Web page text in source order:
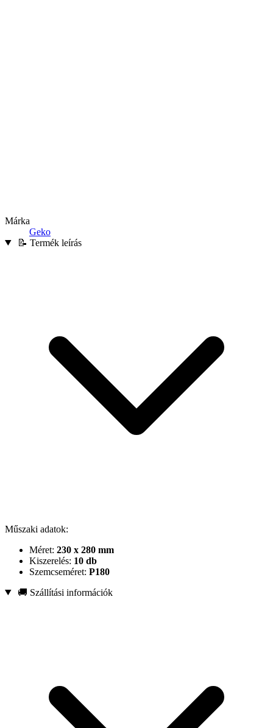
Márka
Geko
📝 Termék leírás
Műszaki adatok:
Méret: 230 x 280 mm
Kiszerelés: 10 db
Szemcseméret: P180
🚚 Szállítási információk